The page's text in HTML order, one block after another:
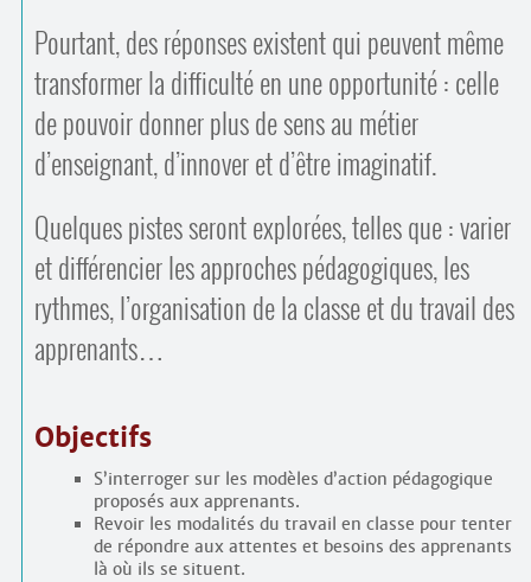
Pourtant, des réponses existent qui peuvent même
transformer la difficulté en une opportunité : celle
de pouvoir donner plus de sens au métier
d’enseignant, d’innover et d’être imaginatif.
Quelques pistes seront explorées, telles que : varier
et différencier les approches pédagogiques, les
rythmes, l’organisation de la classe et du travail des
apprenants…
Objectifs
S’interroger sur les modèles d’action pédagogique
proposés aux apprenants.
Revoir les modalités du travail en classe pour tenter
de répondre aux attentes et besoins des apprenants
là où ils se situent.